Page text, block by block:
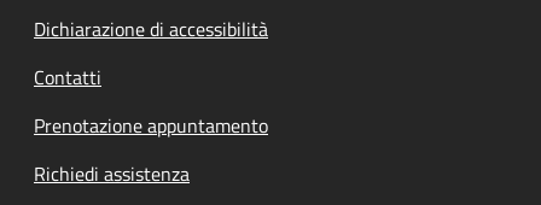
Dichiarazione di accessibilità
Contatti
Prenotazione appuntamento
Richiedi assistenza